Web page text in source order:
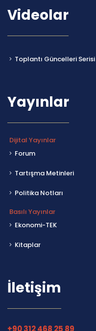
Videolar
Toplantı Güncelleri Serisi
Yayınlar
Dijital Yayınlar
Forum
Tartışma Metinleri
Politika Notları
Basılı Yayınlar
Ekonomi-TEK
Kitaplar
İletişim
+90 312 468 25 89